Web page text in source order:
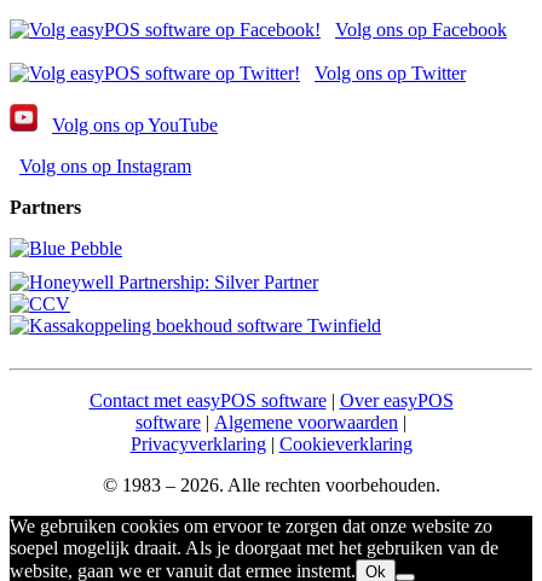
Volg ons op Facebook
Volg ons op Twitter
Volg ons op YouTube
Volg ons op Instagram
Partners
Contact met easyPOS software| Over easyPOS
software | Algemene voorwaarden |
Privacyverklaring| Cookieverklaring
© 1983 – 2026. Alle rechten voorbehouden.
We gebruiken cookies om ervoor te zorgen dat onze website zo
soepel mogelijk draait. Als je doorgaat met het gebruiken van de
website, gaan we er vanuit dat ermee instemt. Ok